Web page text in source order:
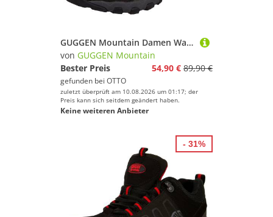
GUGGEN Mountain Damen Wanderstiefel Wanderschuh M011 Damenwanderschuh Wanderschuh Verstärkte Schuhspitze, Trekkingschuh, Stiefel
von GUGGEN Mountain
Bester Preis
54,90 € 89,90 €
gefunden bei OTTO
zuletzt überprüft am 10.08.2026 um 01:17; der
Preis kann sich seitdem geändert haben.
Keine weiteren Anbieter
- 31%